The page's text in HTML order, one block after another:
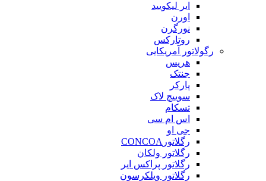
ایر لیکویید
اورن
نورگرن
روتارکس
رگولاتور آمریکایی
هریس
جنتک
پارکر
سوییچ لاک
تسکام
اس ام سی
جی او
رگلاتورCONCOA
رگلاتور ولکان
رگلاتور پراکس ایر
رگلاتور ویلکرسون